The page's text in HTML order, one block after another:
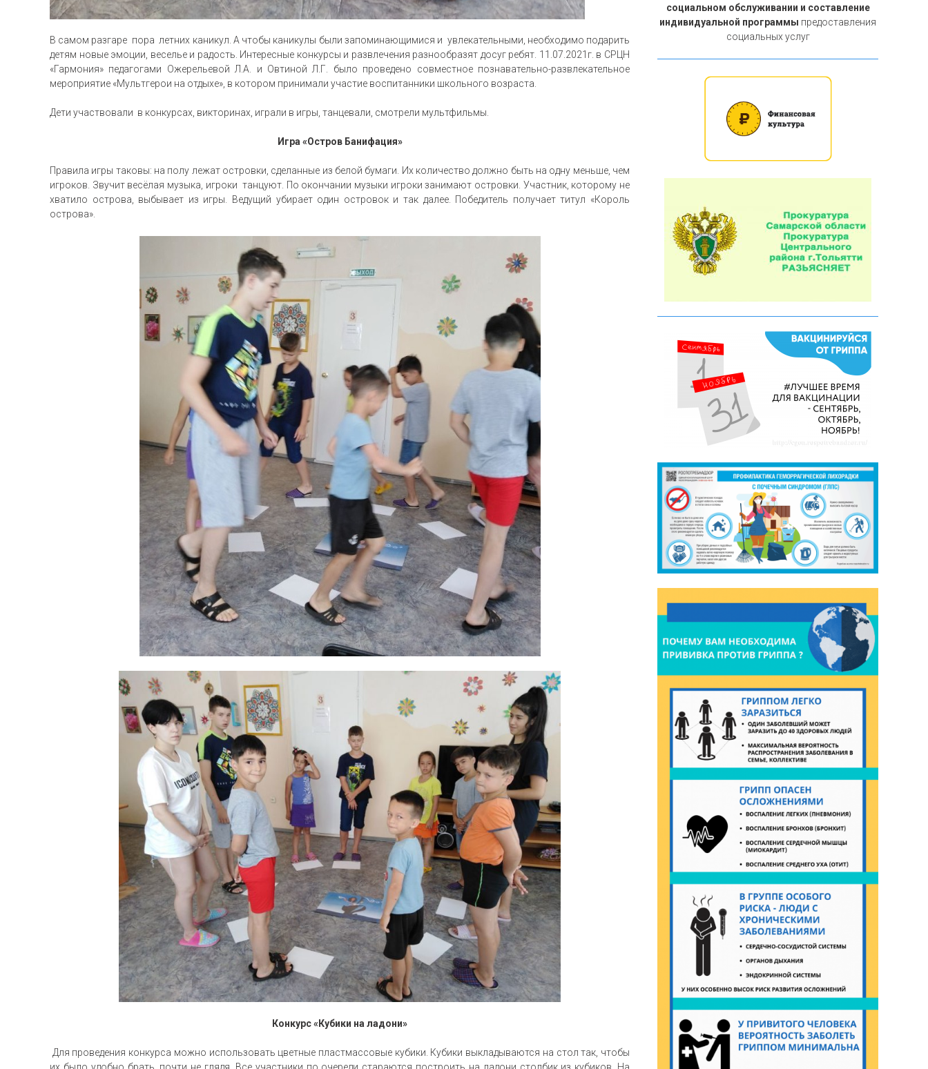
В самом разгаре пора летних каникул. А чтобы каникулы были запоминающимися и увлекательными, необходимо подарить
детям новые эмоции, веселье и радость. Интересные конкурсы и развлечения разнообразят досуг ребят. 11.07.2021г. в СРЦН
«Гармония» педагогами Ожерельевой Л.А. и Овтиной Л.Г. было проведено совместное познавательно-развлекательное
мероприятие «Мультгерои на отдыхе», в котором принимали участие воспитанники школьного возраста.
Дети участвовали в конкурсах, викторинах, играли в игры, танцевали, смотрели мультфильмы.
Игра «Остров Банифация»
Правила игры таковы: на полу лежат островки, сделанные из белой бумаги. Их количество должно быть на одну меньше, чем
игроков. Звучит весёлая музыка, игроки танцуют. По окончании музыки игроки занимают островки. Участник, которому не
хватило острова, выбывает из игры. Ведущий убирает один островок и так далее. Победитель получает титул «Король
острова».
Конкурс «Кубики на ладони»
Для проведения конкурса можно использовать цветные пластмассовые кубики. Кубики выкладываются на стол так, чтобы
их было удобно брать, почти не глядя. Все участники по очереди стараются построить на ладони столбик из кубиков. На
социальном обслуживании и составление
индивидуальной программы предоставления
социальных услуг